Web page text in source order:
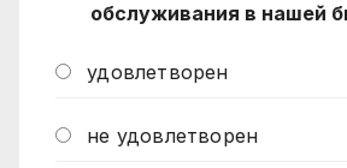
обслуживания в нашей
удовлетворен
не удовлетворен